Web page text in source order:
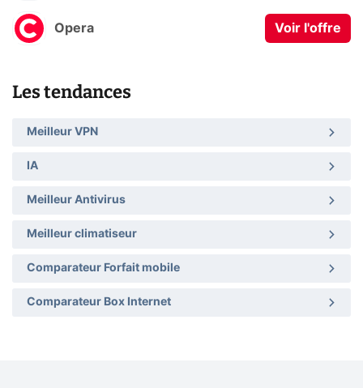
Opera Voir l'offre
Les tendances
Meilleur VPN
IA
Meilleur Antivirus
Meilleur climatiseur
Comparateur Forfait mobile
Comparateur Box Internet